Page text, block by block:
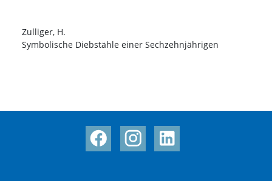
Zulliger, H.
Symbolische Diebstähle einer Sechzehnjährigen